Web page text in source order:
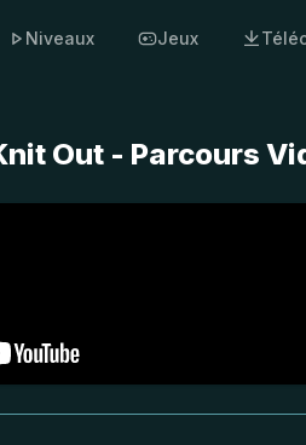
Niveaux Jeux
Out - Parcours